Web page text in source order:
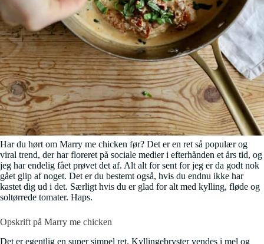
Har du hørt om Marry me chicken før? Det er en ret så populær og
viral trend, der har floreret på sociale medier i efterhånden et års tid, og
jeg har endelig fået prøvet det af. Alt alt for sent for jeg er da godt nok
gået glip af noget. Det er du bestemt også, hvis du endnu ikke har
kastet dig ud i det. Særligt hvis du er glad for alt med kylling, fløde og
soltørrede tomater. Haps.
Opskrift på Marry me chicken
Det er egentlig en super simpel ret. Kyllingebryster vendes i mel og